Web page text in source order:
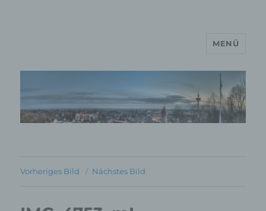
MP Mario Porten Beratung
Training Coaching
MENÜ
Vorheriges Bild Nächstes Bild